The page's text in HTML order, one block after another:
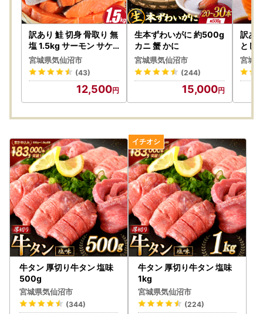
・返礼品をお届けする際の配送伝票について、ご依頼主名は
寄附者様のお名前が入ります。変更はできかねます。
・郵便受けにお届けする返礼品（メール便）につきまして
は、ご依頼主名は配送伝票に印字されません。なお、ふるさ
と納税の記載が入りますのでご了承ください。
・複数の返礼品をお選びいただいた場合、個別発送となる場
合があります。
・返礼品に不具合がある場合、お受け取り後、3日以内にご
・返礼品の送付は、気仙沼市外にお住まいの方に限らせてい
★プライバシーについて
寄附者様からいただいた個人情報は、商品の発送とご連絡、
お問い合わせ対応、ならびに寄附者様へ向けた気仙沼市のふ
るさと納税に関する情報提供に使用させていただきます。
当市が責任をもって安全に蓄積・保管し、第三者に譲渡・提
供することはございません。
また、上記の手段としては、電子メールの配信やパンフレッ
ト等の郵送をさせていただく場合がございます。
訳あり 鮭 切身 骨取り 無
塩 1.5kg サーモン サケ
しゃけ 魚 銀鮭
宮城県気仙沼市
(43)
12,500
生本ずわいがに 約500g
カニ 蟹 かに
宮城県気仙沼市
(244)
15,000
訳あ
とし 1kg サー
刺身
宮城
牛タン 厚切り牛タン 塩味
500g
宮城県気仙沼市
(344)
牛タン 厚切り牛タン 塩味
1kg
宮城県気仙沼市
(224)